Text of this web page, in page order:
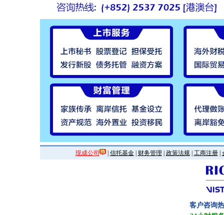
现成公司 | 信托基金| 财务管理 政策法规| 工商注册|
客户咨询